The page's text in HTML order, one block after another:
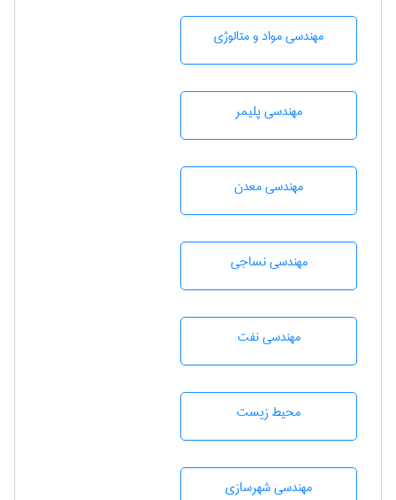
مهندسی مواد و متالوژی
مهندسی پليمر
مهندسی معدن
مهندسي نساجی
مهندسی نفت
محيط زيست
مهندسی شهرسازی